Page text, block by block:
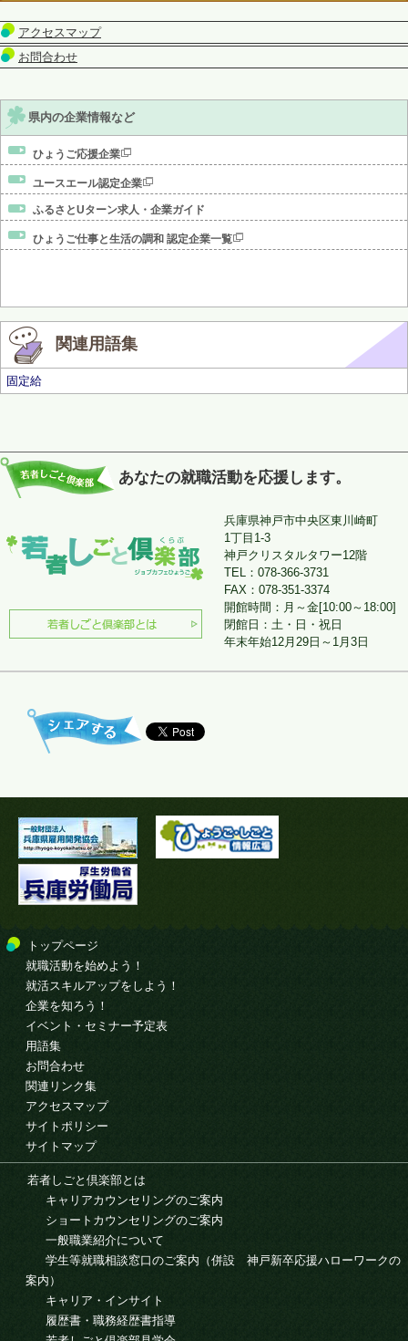
アクセスマップ
お問合わせ
県内の企業情報など
ひょうご応援企業
ユースエール認定企業
ふるさとUターン求人・企業ガイド
ひょうご仕事と生活の調和 認定企業一覧
関連用語集
固定給
あなたの就職活動を応援します。
兵庫県神戸市中央区東川崎町
1丁目1-3
神戸クリスタルタワー12階
TEL：078-366-3731
FAX：078-351-3374
開館時間：月～金[10:00～18:00]
閉館日：土・日・祝日
年末年始12月29日～1月3日
トップページ
就職活動を始めよう！
就活スキルアップをしよう！
企業を知ろう！
イベント・セミナー予定表
用語集
お問合わせ
関連リンク集
アクセスマップ
サイトポリシー
サイトマップ
若者しごと倶楽部とは
キャリアカウンセリングのご案内
ショートカウンセリングのご案内
一般職業紹介について
学生等就職相談窓口のご案内（併設 神戸新卒応援ハローワークの
案内）
キャリア・インサイト
履歴書・職務経歴書指導